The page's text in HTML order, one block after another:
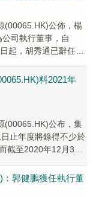
(00065.HK)公佈，楊
司執行董事，自
起，胡秀通已辭任公
料2021年
(00065.HK)公布，集
止年度將錄得不少於
截至2020年12月31
郭健鵬獲任執行董